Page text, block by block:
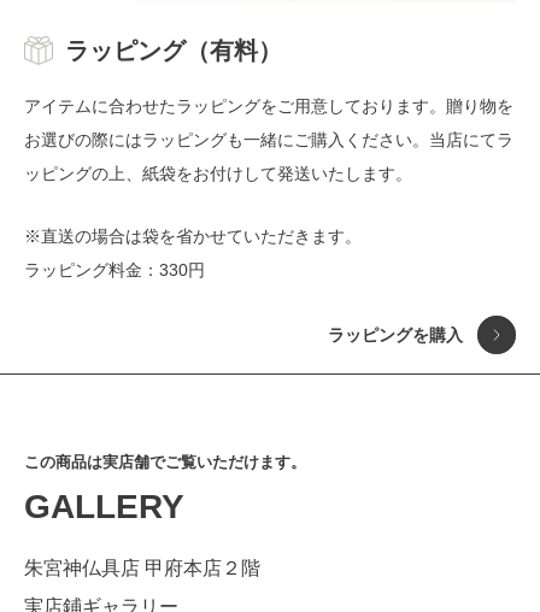
現代アート
インテリア
子宝 安産祈願
勝負 必勝祈願
触れる
ラッピング（有料）
アイテムに合わせたラッピングをご用意しております。贈り物を
お選びの際にはラッピングも一緒にご購入ください。当店にてラ
ッピングの上、紙袋をお付けして発送いたします。
※直送の場合は袋を省かせていただきます。
ラッピング料金：330円
ラッピングを購入
この商品は実店舗でご覧いただけます。
GALLERY
朱宮神仏具店 甲府本店２階
実店鋪ギャラリー